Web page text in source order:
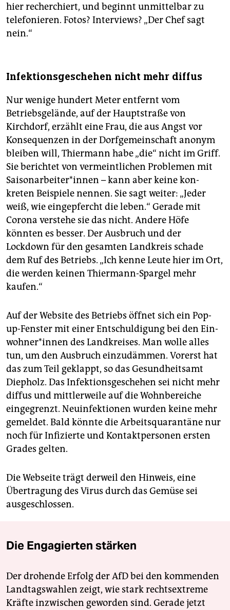
hier recherchiert, und beginnt unmittelbar zu
telefonieren. Fotos? Interviews? „Der Chef sagt
nein.“
Infektionsgeschehen nicht mehr diffus
Nur wenige hundert Meter entfernt vom
Betriebsgelände, auf der Hauptstraße von
Kirchdorf, erzählt eine Frau, die aus Angst vor
Konsequenzen in der Dorfgemeinschaft anonym
bleiben will, Thiermann habe „die“ nicht im Griff.
Sie berichtet von vermeintlichen Problemen mit
Sai­son­ar­bei­te­r*in­nen – kann aber keine kon­
kreten Beispiele nennen. Sie sagt weiter: „Jeder
weiß, wie eingepfercht die leben.“ Gerade mit
Corona verstehe sie das nicht. Andere Höfe
könnten es besser. Der Ausbruch und der
Lockdown für den gesamten Landkreis schade
dem Ruf des Betriebs. „Ich kenne Leute hier im Ort,
die werden keinen Thiermann-Spargel mehr
kaufen.“
Auf der Website des Betriebs öffnet sich ein Pop-
up-Fenster mit einer Entschuldigung bei den Ein­
woh­ne­r*in­nen des Landkreises. Man wolle alles
tun, um den Ausbruch einzudämmen. Vorerst hat
das zum Teil geklappt, so das Gesundheitsamt
Diepholz. Das Infektionsgeschehen sei nicht mehr
diffus und mittlerweile auf die Wohnbereiche
eingegrenzt. Neuinfektionen wurden keine mehr
gemeldet. Bald könnte die Arbeitsquarantäne nur
noch für Infizierte und Kontaktpersonen ersten
Grades gelten.
Die Webseite trägt derweil den Hinweis, eine
Übertragung des Virus durch das Gemüse sei
ausgeschlossen.
Die Engagierten stärken
Der drohende Erfolg der AfD bei den kommenden
Landtagswahlen zeigt, wie stark rechtsextreme
Kräfte inzwischen geworden sind. Gerade jetzt